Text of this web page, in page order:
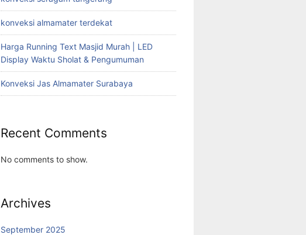
konveksi almamater terdekat
Harga Running Text Masjid Murah | LED
Display Waktu Sholat & Pengumuman
Konveksi Jas Almamater Surabaya
Recent Comments
No comments to show.
Archives
September 2025